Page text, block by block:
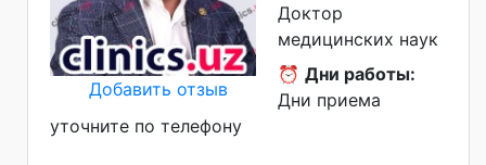
Добавить отзыв
Доктор
медицинских наук
⏰ Дни работы:
Дни приема
уточните по телефону